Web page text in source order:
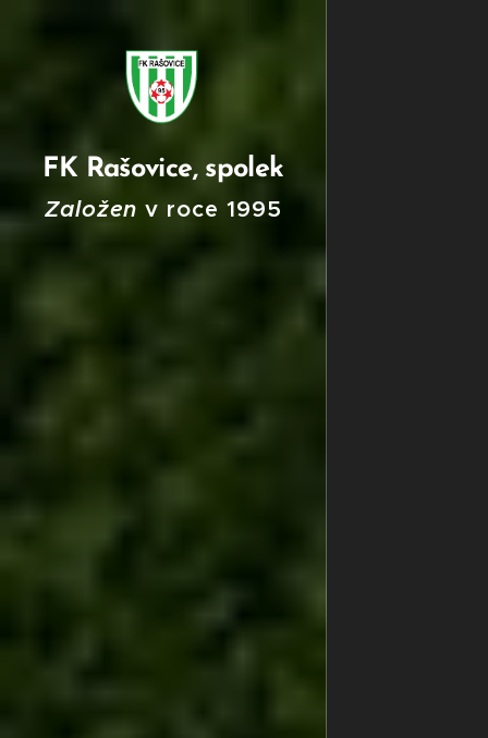
FK Rašovice, spolek
Založen v roce 1995